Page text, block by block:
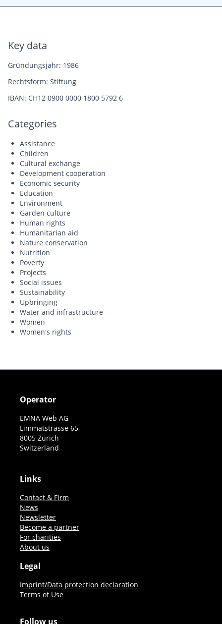
Key data
Gründungsjahr: 1986
Rechtsform: Stiftung
IBAN: CH12 0900 0000 1800 5792 6
Categories
Assistance
Children
Cultural exchange
Development cooperation
Economic security
Education
Environment
Garden culture
Human rights
Humanitarian aid
Nature conservation
Nutrition
Poverty
Projects
Social issues
Sustainability
Upbringing
Water and infrastructure
Women
Women's rights
Operator
EMNA Web AG
Limmatstrasse 65
8005 Zürich
Switzerland
Links
Contact & Firm
News
Newsletter
Become a partner
For charities
About us
Legal
Imprint/Data protection declaration
Terms of Use
Follow us